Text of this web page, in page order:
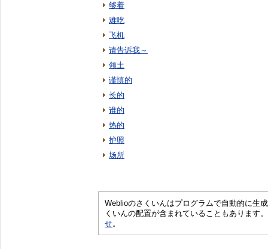
够着
难吃
飞机
请告诉我～
领土
谨慎的
长的
谁的
热的
护照
场所
Weblioのさくいんはプログラムで自動的に生
くいんの配置が含まれていることもあります
せ。